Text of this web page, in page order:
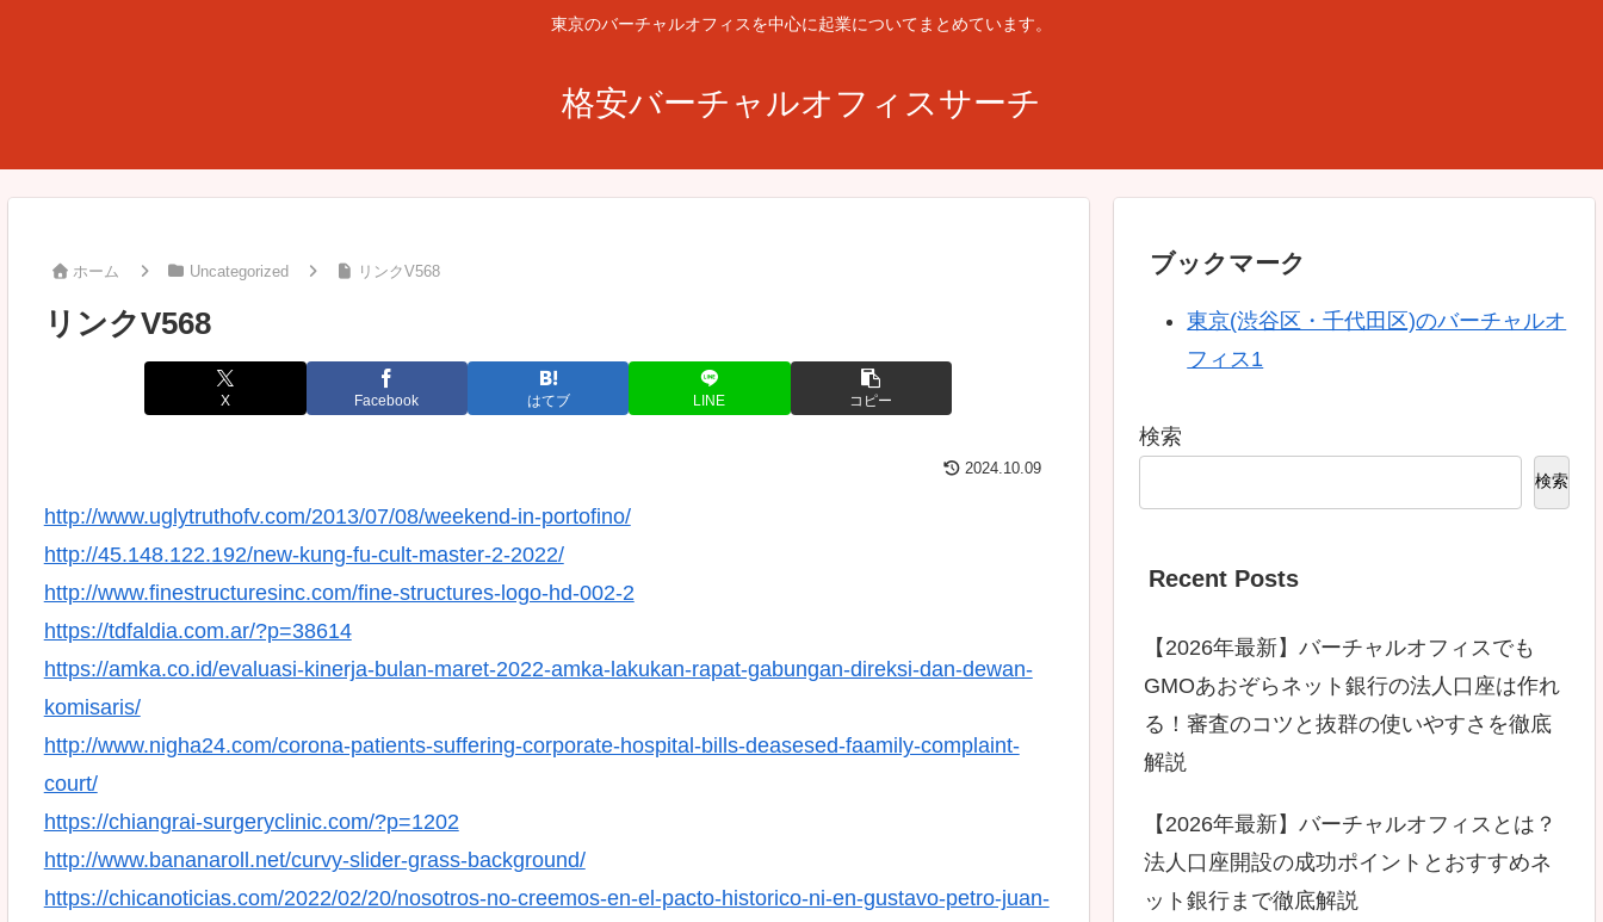
東京のバーチャルオフィスを中心に起業についてまとめています。
格安バーチャルオフィスサーチ
ホーム Uncategorized リンクV568
リンクV568
X Facebook はてブ LINE コピー
2024.10.09
http://www.uglytruthofv.com/2013/07/08/weekend-in-portofino/
http://45.148.122.192/new-kung-fu-cult-master-2-2022/
http://www.finestructuresinc.com/fine-structures-logo-hd-002-2
https://tdfaldia.com.ar/?p=38614
https://amka.co.id/evaluasi-kinerja-bulan-maret-2022-amka-lakukan-rapat-gabungan-direksi-dan-dewan-
komisaris/
http://www.nigha24.com/corona-patients-suffering-corporate-hospital-bills-deasesed-faamily-complaint-
court/
https://chiangrai-surgeryclinic.com/?p=1202
http://www.bananaroll.net/curvy-slider-grass-background/
https://chicanoticias.com/2022/02/20/nosotros-no-creemos-en-el-pacto-historico-ni-en-gustavo-petro-juan-
ブックマーク
東京(渋谷区・千代田区)のバーチャルオ
フィス1
検索
検索
Recent Posts
【2026年最新】バーチャルオフィスでも
GMOあおぞらネット銀行の法人口座は作れ
る！審査のコツと抜群の使いやすさを徹底
解説
【2026年最新】バーチャルオフィスとは？
法人口座開設の成功ポイントとおすすめネ
ット銀行まで徹底解説